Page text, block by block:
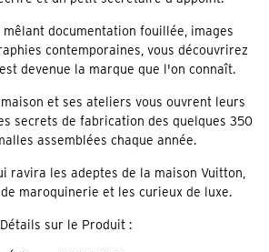
mêlant documentation fouillée, images
contemporaines, vous découvrirez
devenue la marque que l'on connaît.
et ses ateliers vous ouvrent leurs
secrets de fabrication des quelques 350
assemblées chaque année.
ravira les adeptes de la maison Vuitton,
maroquinerie et les curieux de luxe.
Détails sur le Produit :